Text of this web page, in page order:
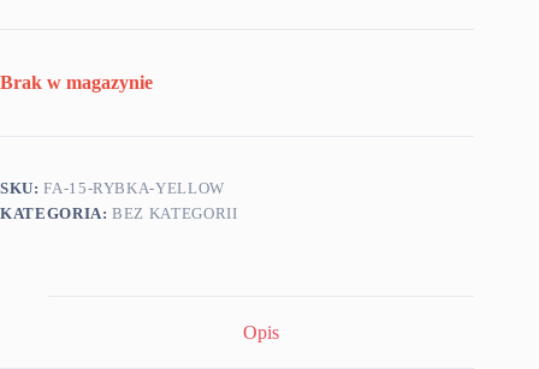
Brak w magazynie
SKU:FA-15-RYBKA-YELLOW
KATEGORIA:BEZ KATEGORII
Opis